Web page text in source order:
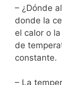
– ¿Dónde
donde la
el calor o
de
constante.
– La